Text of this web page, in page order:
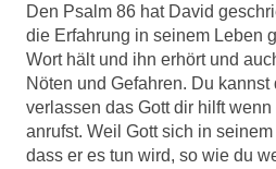
Den Psalm 86 hat David
die Erfahrung in seinem Leben
Wort hält und ihn erhört und
Nöten und Gefahren. Du
verlassen das Gott dir hilft
anrufst. Weil Gott sich in
dass er es tun wird, so wie du